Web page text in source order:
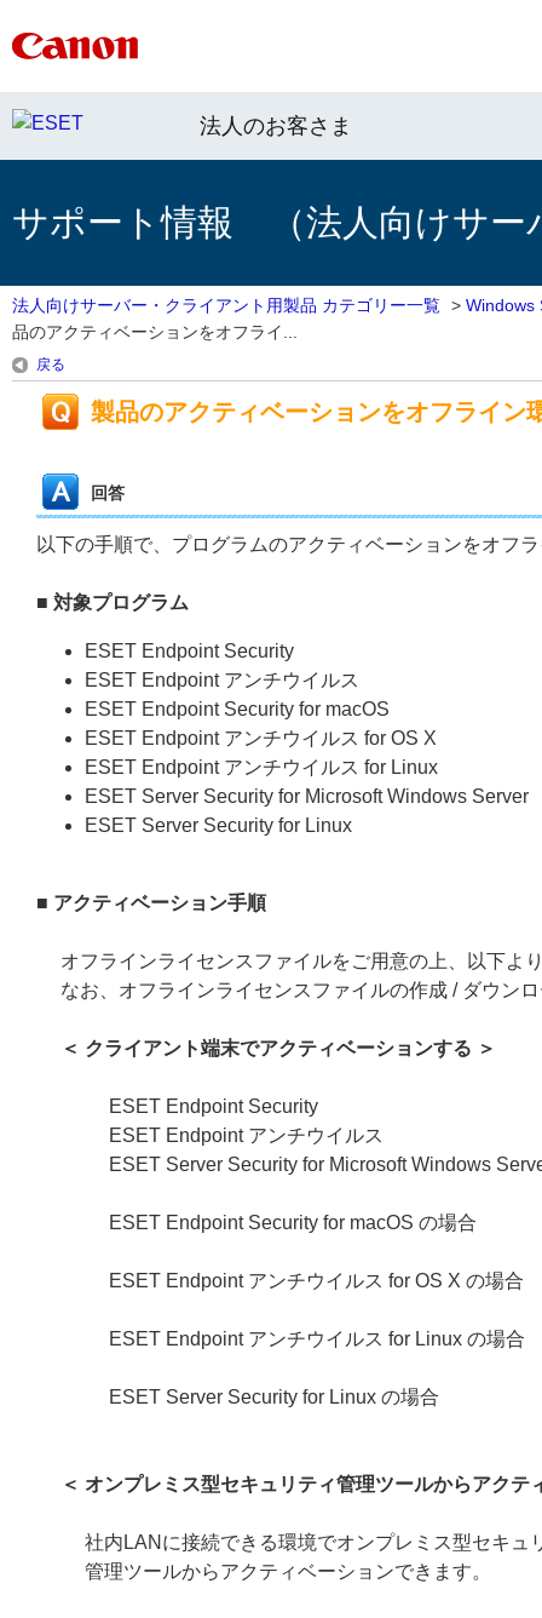
法人のお客さま
サポート情報 （法人向けサー
法人向けサーバー・クライアント用製品 カテゴリー一覧 > Windows
品のアクティベーションをオフライ...
戻る
製品のアクティベーションをオフライン
回答
以下の手順で、プログラムのアクティベーションをオフ
■ 対象プログラム
ESET Endpoint Security
ESET Endpoint アンチウイルス
ESET Endpoint Security for macOS
ESET Endpoint アンチウイルス for OS X
ESET Endpoint アンチウイルス for Linux
ESET Server Security for Microsoft Windows Server
ESET Server Security for Linux
■ アクティベーション手順
オフラインライセンスファイルをご用意の上、以下よ
なお、オフラインライセンスファイルの作成 / ダウン
＜ クライアント端末でアクティベーションする ＞
ESET Endpoint Security
ESET Endpoint アンチウイルス
ESET Server Security for Microsoft Windows
ESET Endpoint Security for macOS の場合
ESET Endpoint アンチウイルス for OS X の場合
ESET Endpoint アンチウイルス for Linux の場合
ESET Server Security for Linux の場合
＜ オンプレミス型セキュリティ管理ツールからアクテ
社内LANに接続できる環境でオンプレミス型セキ
管理ツールからアクティベーションできます。